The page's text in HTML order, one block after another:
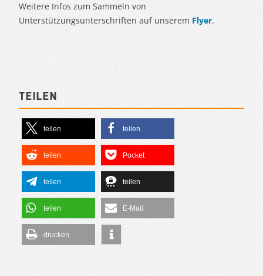
Weitere Infos zum Sammeln von
Unterstützungsunterschriften auf unserem Flyer.
Teilen
teilen teilen
teilen Pocket
teilen teilen
teilen E-Mail
drucken